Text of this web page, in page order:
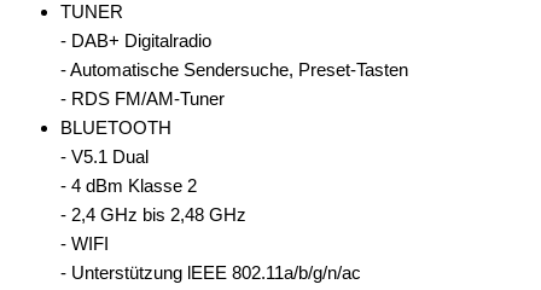
TUNER
- DAB+ Digitalradio
- Automatische Sendersuche, Preset-Tasten
- RDS FM/AM-Tuner
BLUETOOTH
- V5.1 Dual
- 4 dBm Klasse 2
- 2,4 GHz bis 2,48 GHz
- WIFI
- Unterstützung lEEE 802.11a/b/g/n/ac